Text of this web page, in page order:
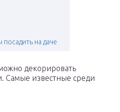
посадить на даче
декорировать
Самые известные среди